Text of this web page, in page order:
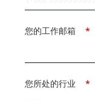
*
您的工作邮箱
*
您所处的行业